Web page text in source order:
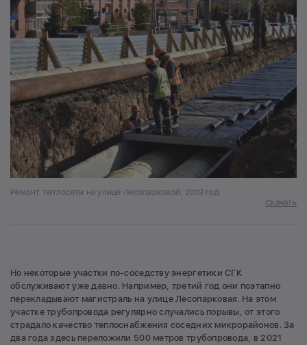
Ремонт теплосети на улице Лесопарковой, 2019 год
Скачать
Но некоторые участки по-соседству энергетики СГК
обслуживают уже давно. Например, третий год они поэтапно
перекладывают магистраль на улице Лесопарковая. На этом
участке трубопровода регулярно случались порывы, от этого
страдало качество теплоснабжения соседних микрорайонов. За
два года здесь переложили 500 метров трубопровода, в 2021